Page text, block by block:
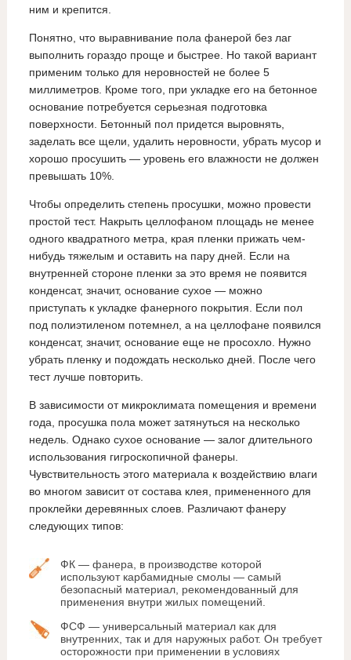
ним и крепится.
Понятно, что выравнивание пола фанерой без лаг
выполнить гораздо проще и быстрее. Но такой вариант
применим только для неровностей не более 5
миллиметров. Кроме того, при укладке его на бетонное
основание потребуется серьезная подготовка
поверхности. Бетонный пол придется выровнять,
заделать все щели, удалить неровности, убрать мусор и
хорошо просушить — уровень его влажности не должен
превышать 10%.
Чтобы определить степень просушки, можно провести
простой тест. Накрыть целлофаном площадь не менее
одного квадратного метра, края пленки прижать чем-
нибудь тяжелым и оставить на пару дней. Если на
внутренней стороне пленки за это время не появится
конденсат, значит, основание сухое — можно
приступать к укладке фанерного покрытия. Если пол
под полиэтиленом потемнел, а на целлофане появился
конденсат, значит, основание еще не просохло. Нужно
убрать пленку и подождать несколько дней. После чего
тест лучше повторить.
В зависимости от микроклимата помещения и времени
года, просушка пола может затянуться на несколько
недель. Однако сухое основание — залог длительного
использования гигроскопичной фанеры.
Чувствительность этого материала к воздействию влаги
во многом зависит от состава клея, примененного для
проклейки деревянных слоев. Различают фанеру
следующих типов:
ФК — фанера, в производстве которой
используют карбамидные смолы — самый
безопасный материал, рекомендованный для
применения внутри жилых помещений.
ФСФ — универсальный материал как для
внутренних, так и для наружных работ. Он требует
осторожности при применении в условиях